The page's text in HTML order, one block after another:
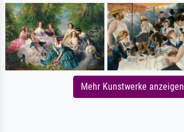
Mehr Kunstwerke anzeigen